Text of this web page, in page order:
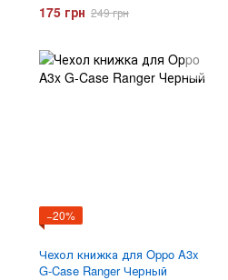
175 грн 249 грн
−20%
Чехол книжка для Oppo A3x
G-Case Ranger Черный